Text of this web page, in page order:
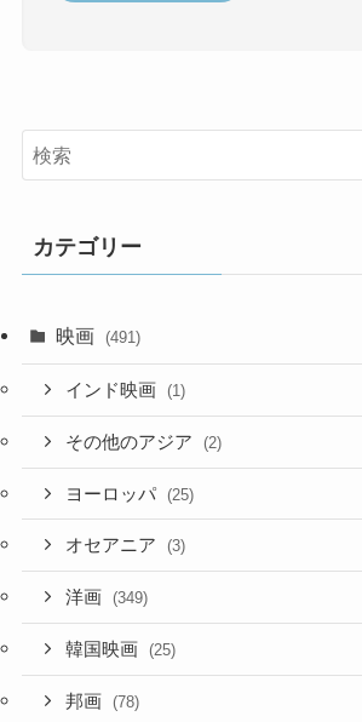
カテゴリー
映画 (491)
インド映画 (1)
その他のアジア (2)
ヨーロッパ (25)
オセアニア (3)
洋画 (349)
韓国映画 (25)
邦画 (78)